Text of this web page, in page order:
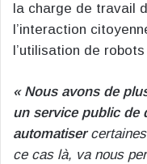
la charge de travail
l’interaction
l’utilisation de
« Nous avons de
un service public de
automatiser
ce cas là, va nous